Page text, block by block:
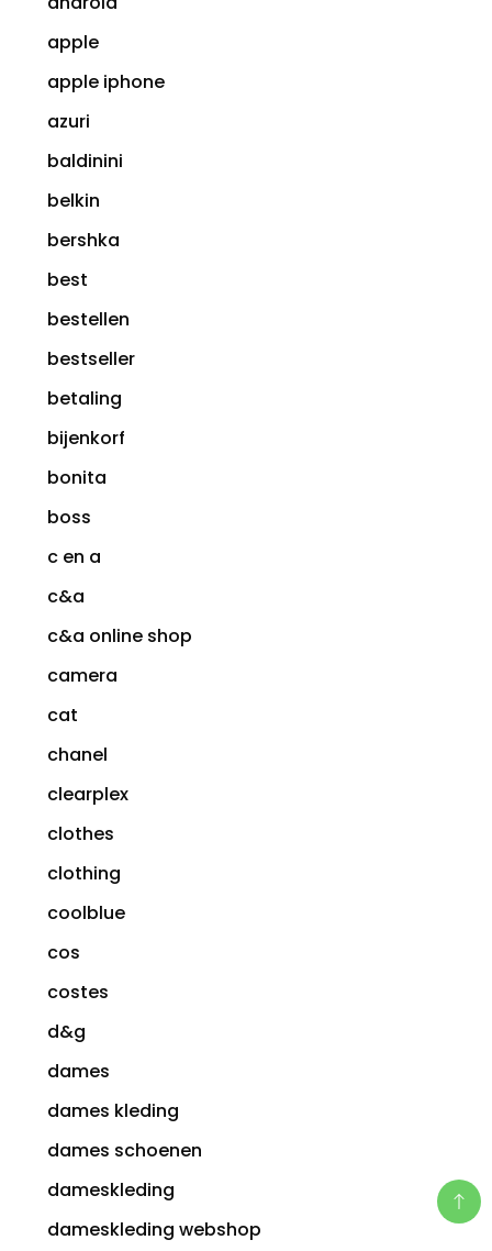
apple
apple iphone
azuri
baldinini
belkin
bershka
best
bestellen
bestseller
betaling
bijenkorf
bonita
boss
c en a
c&a
c&a online shop
camera
cat
chanel
clearplex
clothes
clothing
coolblue
cos
costes
d&g
dames
dames kleding
dames schoenen
dameskleding
dameskleding webshop